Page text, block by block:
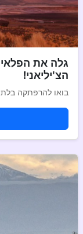
גלה את
הצ'יליאני!
בואו להרפתקה